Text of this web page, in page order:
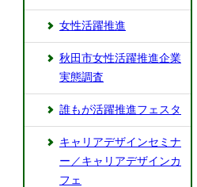
女性活躍推進
秋田市女性活躍推進企業
実態調査
誰もが活躍推進フェスタ
キャリアデザインセミナ
ー／キャリアデザインカ
フェ